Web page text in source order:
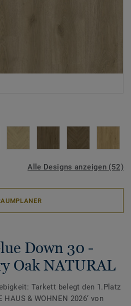
Alle Designs anzeigen (52)
Down 30 -
Oak NATURAL
Tarkett belegt den 1.Platz
HAUS & WOHNEN 2026‘ von